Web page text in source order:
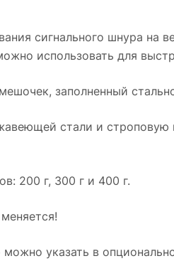
сигнального шнура на
использовать для
заполненный
стали и
200 г, 300 г и 400 г.
указать в